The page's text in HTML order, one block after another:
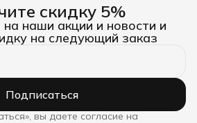
скидку 5%
наши акции и новости и
на следующий заказ
Подписаться
вы даете согласие на